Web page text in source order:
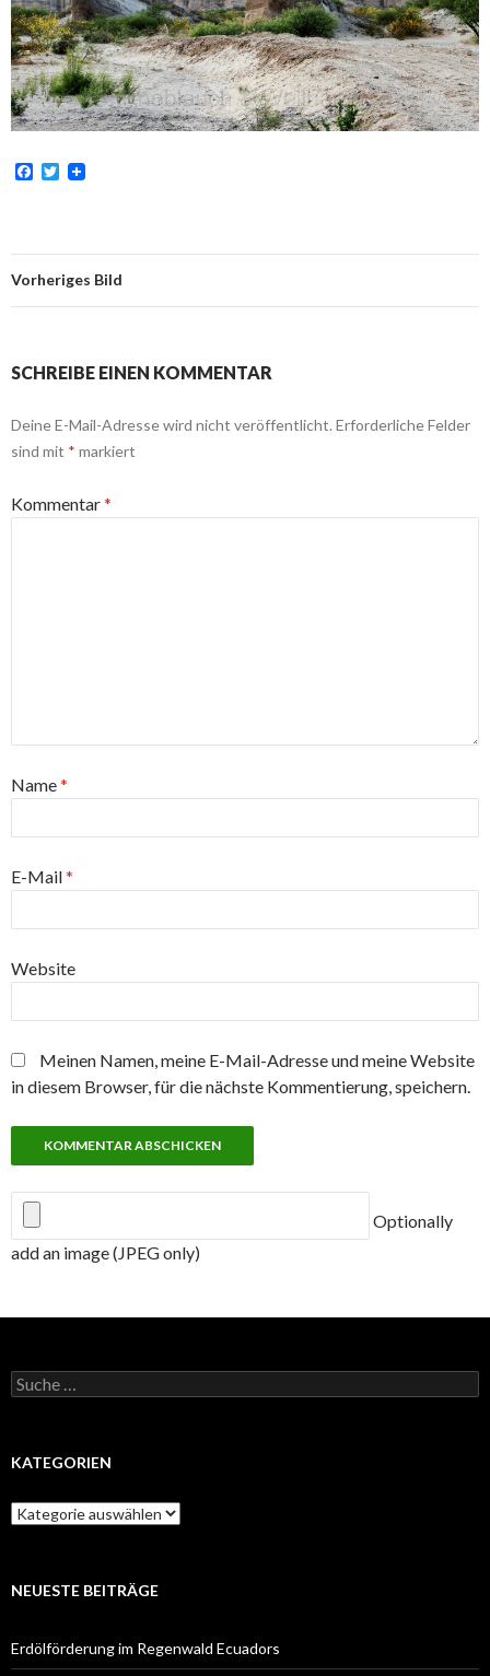
F
o
o
T
e
r
Vorheriges Bild
SCHREIBE EINEN KOMMENTAR
Deine E-Mail-Adresse wird nicht veröffentlicht. Erforderliche Felder
sind mit * markiert
Kommentar*
Name*
E-Mail*
Website
Meinen Namen, meine E-Mail-Adresse und meine Website
in diesem Browser, für die nächste Kommentierung, speichern.
Optionally
add an image (JPEG only)
Suche
nach:
KATEGORIEN
Kategorien
NEUESTE BEITRÄGE
Erdölförderung im Regenwald Ecuadors